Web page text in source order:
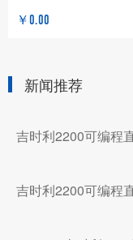
￥0.00
新闻推荐
吉时利2200可编程
吉时利2200可编程